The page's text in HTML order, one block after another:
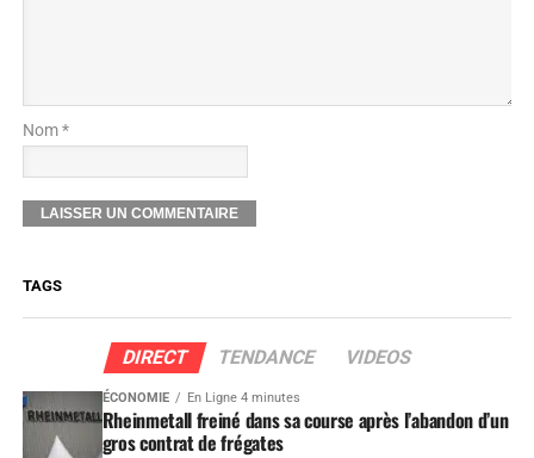
Nom *
TAGS
DIRECT TENDANCE VIDEOS
ÉCONOMIE En Ligne 4 minutes
Rheinmetall freiné dans sa course après l’abandon d’un
gros contrat de frégates